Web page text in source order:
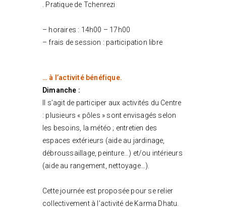
. Pratique de Tchenrezi
– horaires : 14h00 – 17h00
– frais de session : participation libre
… à l’activité bénéfique.
Dimanche :
Il s’agit de participer aux activités du Centre
: plusieurs « pôles » sont envisagés selon
les besoins, la météo ; entretien des
espaces extérieurs (aide au jardinage,
débroussaillage, peinture…) et/ou intérieurs
(aide au rangement, nettoyage…).
Cette journée est proposée pour se relier
collectivement à l’activité de Karma Dhatu.